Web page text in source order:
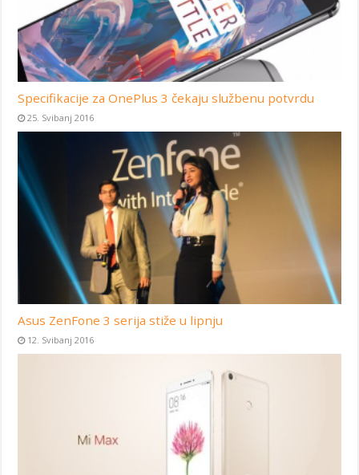
Specifikacije za OnePlus 3 čekaju službenu potvrdu
25. Svibanj 2016
Asus ZenFone 3 serija stiže u lipnju
12. Svibanj 2016